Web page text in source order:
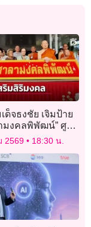
ด็จธงชัย เจิมป้าย
มงคลพิพัฒน์” ศูนย์
อุทยานหลวงพ่อ
2569 18:30 น.